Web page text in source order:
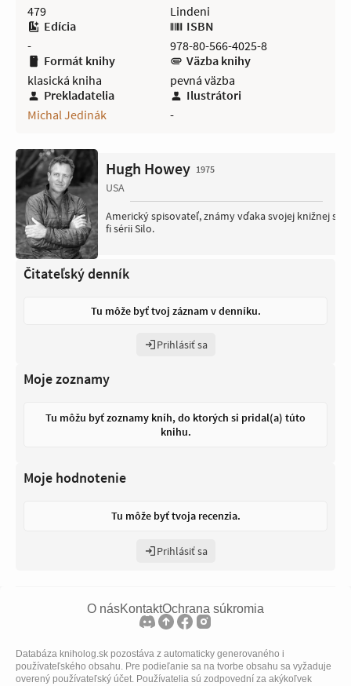
479
Lindeni
Edícia
-
ISBN
978-80-566-4025-8
Formát knihy
klasická kniha
Väzba knihy
pevná väzba
Prekladatelia
Michal Jedinák
Ilustrátori
-
Hugh Howey 1975
USA
Americký spisovateľ, známy vďaka svojej knižnej sci-
fi sérii Silo.
Čitateľský denník
Tu môže byť tvoj záznam v denníku.
Prihlásiť sa
Moje zoznamy
Tu môžu byť zoznamy kníh, do ktorých si pridal(a) túto
knihu.
Moje hodnotenie
Tu môže byť tvoja recenzia.
Prihlásiť sa
O násKontaktOchrana súkromia
Databáza kniholog.sk pozostáva z automaticky generovaného i
používateľského obsahu. Pre podieľanie sa na tvorbe obsahu sa vyžaduje
overený používateľský účet. Používatelia sú zodpovední za akýkoľvek